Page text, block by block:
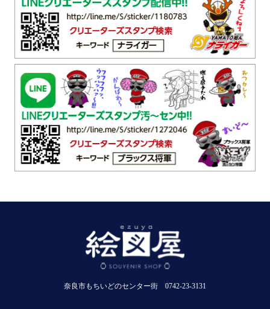
奈良市もちいどのセンター街 0742-23-3131